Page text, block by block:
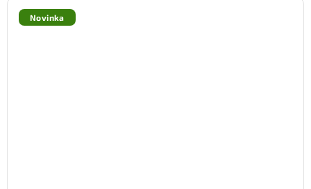
Novinka